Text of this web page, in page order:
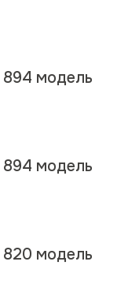
894 модель
894 модель
820 модель